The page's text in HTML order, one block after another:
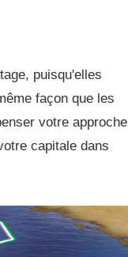
puisqu'elles
façon que les
votre approche
capitale dans